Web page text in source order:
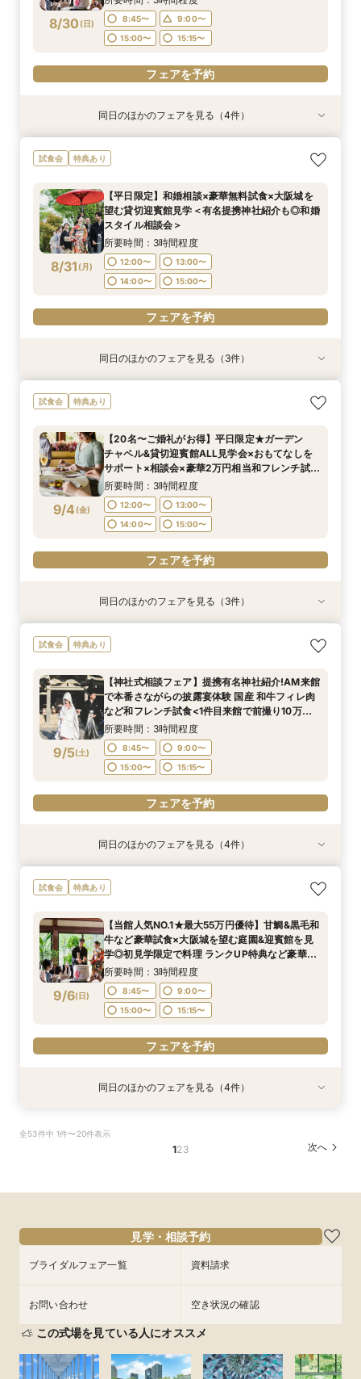
フェアを予約
フェアを予約
フェアを予約
フェアを予約
8/30 (日) 8:45〜
9:00〜
15:00〜
15:15〜
フェアを予約
特典あり
8/30(日)
【料理重視の方へおすすめ】組数限定◆グラン
シェフ豊後昌幸が手掛ける黒毛和牛etc2万円相
所要時間：3時間程度
8:45〜
15:00〜
15:15〜
フェアを予約
特典あり
8/30(日)
【神社式相談フェア】提携有名神社紹介!AM来館
で本番さながらの披露宴体験 国産 和牛フィレ肉
分特典>
所要時間：3時間程度
8:45〜
15:00〜
15:15〜
フェアを予約
特典あり
8/30(日)
ガーデン挙式丸わかり◎2万坪の庭園満喫×オリ
ジナルウェディング庭園&会場見学×国産和牛
所要時間：3時間程度
8:45〜
15:00〜
15:15〜
フェアを予約
特典あり
8/30(日)
【東京開催/土日】東京サロンで《大阪迎賓館》
のご相談＆お打合せ！
9:00〜 15:00〜
フェアを予約
同日のほかのフェアを見る（4件）
試食会 特典あり
8/31 (月)
【平日限定】和婚相談×豪華無料試食×大阪城を
望む貸切迎賓館見学＜有名提携神社紹介も◎和婚
スタイル相談会＞
所要時間：3時間程度
12:00〜
13:00〜
14:00〜
15:00〜
フェアを予約
特典あり
8/31(月)
＜オリジナルウェディング＞2万坪の庭園満喫×
会場見学×国産和牛フィレ肉など豪華試食付＊貸
所要時間：3時間程度
12:00〜
13:00〜
14:00〜
15:00〜
フェアを予約
特典あり
8/31(月)
＜平日限定＞挙式スタイル相談OK！約2万坪の自
然が広がる西の丸庭園＆会場見学＊ゆっくり相談
チコース
所要時間：3時間程度
12:00〜
13:00〜
14:00〜
15:00〜
フェアを予約
特典あり
8/31(月)
【20名〜ご婚礼がお得】平日限定★ガーデン
チャペル&貸切迎賓館ALL見学会×おもてなしを
会
所要時間：3時間程度
12:00〜
13:00〜
14:00〜
15:00〜
フェアを予約
同日のほかのフェアを見る（3件）
試食会 特典あり
9/4 (金)
【20名〜ご婚礼がお得】平日限定★ガーデン
チャペル&貸切迎賓館ALL見学会×おもてなしを
サポート×相談会×豪華2万円相当和フレンチ試食
会
所要時間：3時間程度
12:00〜
13:00〜
14:00〜
15:00〜
フェアを予約
特典あり
9/4(金 )
＜オリジナルウェディング＞2万坪の庭園満喫×
会場見学×国産和牛フィレ肉など豪華試食付＊貸
所要時間：3時間程度
12:00〜
13:00〜
14:00〜
15:00〜
フェアを予約
特典あり
9/4(金 )
＜平日限定＞挙式スタイル相談OK！約2万坪の自
然が広がる西の丸庭園＆会場見学＊ゆっくり相談
チコース
所要時間：3時間程度
12:00〜
13:00〜
14:00〜
15:00〜
フェアを予約
特典あり
9/4(金 )
【平日限定】和婚相談×豪華無料試食×大阪城を
望む貸切迎賓館見学＜有名提携神社紹介も◎和婚
所要時間：3時間程度
12:00〜
13:00〜
14:00〜
15:00〜
フェアを予約
同日のほかのフェアを見る（3件）
試食会 特典あり
9/5(土)
【神社式相談フェア】提携有名神社紹介!AM来館
で本番さながらの披露宴体験 国産 和牛フィレ肉
など和フレンチ試食<1件目来館で前撮り10万円
分特典>
所要時間：3時間程度
8:45〜
9:00〜
15:00〜
15:15〜
フェアを予約
特典あり
9/5(土)
【料理重視の方へおすすめ】組数限定◆グラン
シェフ豊後昌幸が手掛ける黒毛和牛etc2万円相
所要時間：3時間程度
8:45〜
9:00〜
15:00〜
15:15〜
フェアを予約
特典あり
9/5(土)
【当館人気NO.1★最大55万円優待】甘鯛&黒毛和
牛など豪華試食×大阪城を望む庭園&迎賓館を見
典付きBIGフェア
所要時間：3時間程度
8:45〜
9:00〜
15:00〜
15:15〜
フェアを予約
特典あり
9/5(土)
ガーデン挙式丸わかり◎2万坪の庭園満喫×オリ
ジナルウェディング庭園&会場見学×国産和牛
所要時間：3時間程度
8:45〜
9:00〜
15:00〜
15:15〜
フェアを予約
特典あり
9/5(土)
【東京開催/土日】東京サロンで《大阪迎賓館》
のご相談＆お打合せ！
9:00〜 15:00〜
フェアを予約
同日のほかのフェアを見る（4件）
試食会 特典あり
9/6(日)
【当館人気NO.1★最大55万円優待】甘鯛&黒毛和
牛など豪華試食×大阪城を望む庭園&迎賓館を見
学◎初見学限定で料理 ランクUP特典など豪華特
典付きBIGフェア
所要時間：3時間程度
8:45〜
9:00〜
15:00〜
15:15〜
フェアを予約
特典あり
9/6
シェフ豊後昌幸が手掛ける黒毛和牛etc2万円相
当和フレンチ試食会×貸切迎賓館見学フェア
8:45〜
9:00〜
フェアを予約
特典あり
9/6
で本番さながらの披露宴体験 国産 和牛フィレ肉
など和フレンチ試食<1件目来館で前撮り10万円
8:45〜
9:00〜
フェアを予約
特典あり
9/6
ジナルウェディング庭園&会場見学×国産和牛
フィレ肉など豪華試食付＊1件目来館特典付き
8:45〜
9:00〜
フェアを予約
特典あり
9/6
のご相談＆お打合せ！
フェアを予約
同日のほかのフェアを見る（4件）
全53件中 1件〜20件表示
123 次へ
見学・相談予約
ブライダルフェア一覧 資料請求
お問い合わせ 空き状況の確認
この式場を見ている人にオススメ